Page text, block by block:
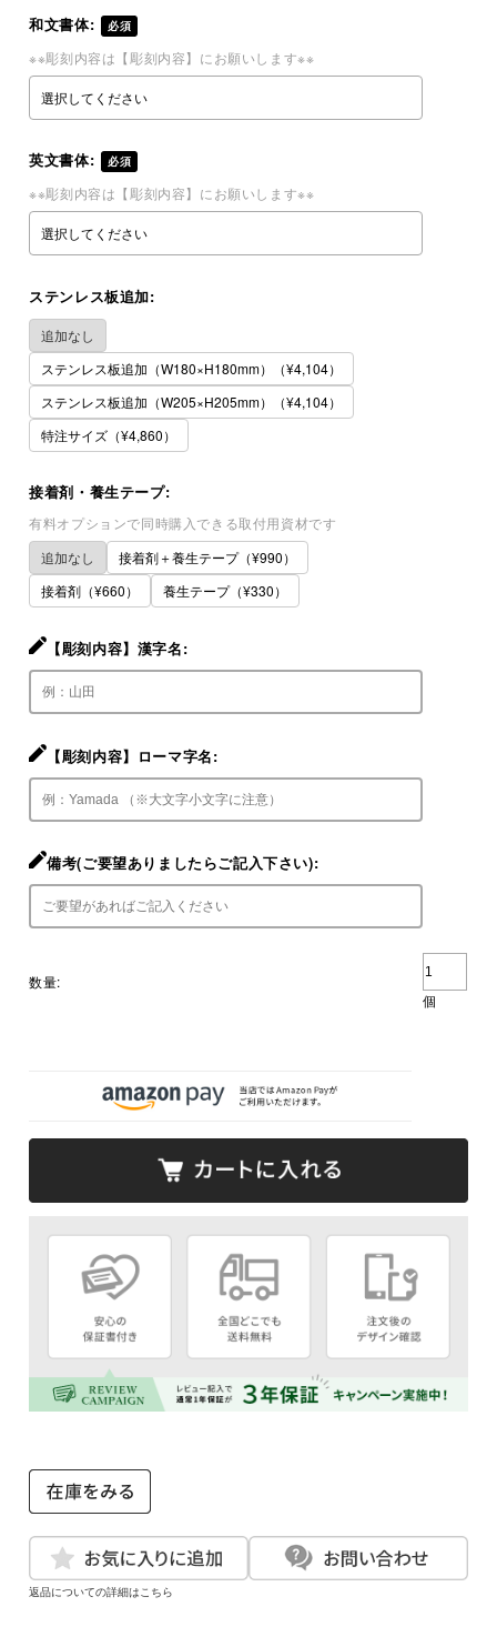
和文書体: 必須
※※彫刻内容は【彫刻内容】にお願いします※※
英文書体: 必須
※※彫刻内容は【彫刻内容】にお願いします※※
ステンレス板追加:
追加なし
ステンレス板追加（W180×H180mm）（¥4,104）
ステンレス板追加（W205×H205mm）（¥4,104）
特注サイズ（¥4,860）
接着剤・養生テープ:
有料オプションで同時購入できる取付用資材です
追加なし
接着剤＋養生テープ（¥990）
接着剤（¥660）
養生テープ（¥330）
【彫刻内容】漢字名:
【彫刻内容】ローマ字名:
備考(ご要望ありましたらご記入下さい):
数量:
個
返品についての詳細はこちら